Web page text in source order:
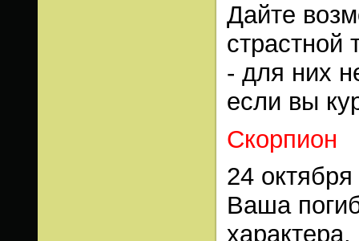
Дайте
страстной
- для них
если вы
Скорпион
24
Ваша